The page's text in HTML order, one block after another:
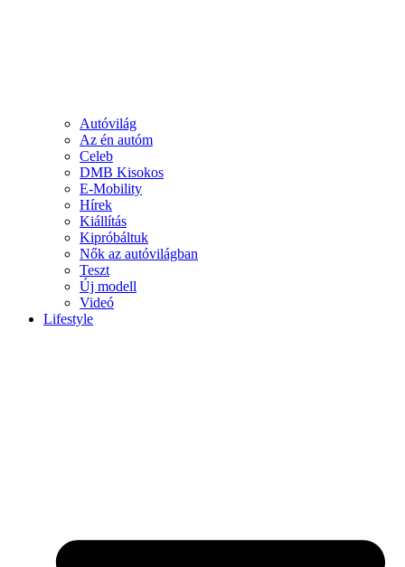
Autóvilág
Az én autóm
Celeb
DMB Kisokos
E-Mobility
Hírek
Kiállítás
Kipróbáltuk
Nők az autóvilágban
Teszt
Új modell
Videó
Lifestyle